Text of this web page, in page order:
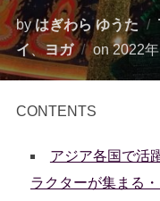
byはぎわら ゆうた
イ、ヨガ on投
稿
2022
CONTENTS
アジア各国で活
ラクターが集まる